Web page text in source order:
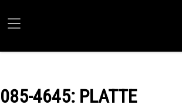
085-4645: PLATTE